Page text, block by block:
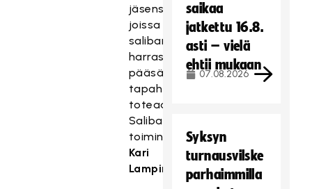
jäsenseurojamme,
joissa
salibandyn
harrastaminen
pääsääntöisesti
tapahtuu,
toteaa
Salibandyliiton
toiminnanjohtaja
Kari
Lampinen
saikaa
jatkettu 16.8.
asti – vielä
ehtii mukaan
07.08.2026
Syksyn
turnausvilske
parhaimmilla